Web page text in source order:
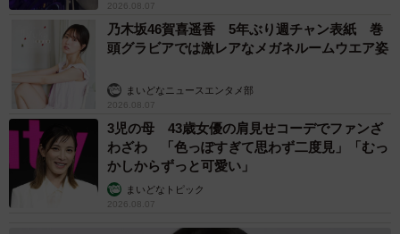
2026.08.07
乃木坂46賀喜遥香 5年ぶり週チャン表紙 巻
頭グラビアでは激レアなメガネルームウエア姿
まいどなニュースエンタメ部
2026.08.07
3児の母 43歳女優の肩見せコーデでファンざ
わざわ 「色っぽすぎて思わず二度見」「むっ
かしからずっと可愛い」
まいどなトピック
2026.08.07